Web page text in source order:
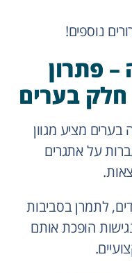
נוספים!
– פתרון
בערים
מציע מגוון
על אתגרים
לתמרן בסביבות
הופכת אותם